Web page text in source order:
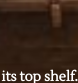
top shelf.